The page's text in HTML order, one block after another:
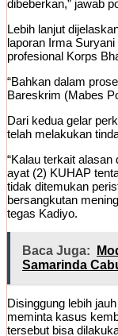
dibeberkan,” jawab
Lebih lanjut
laporan Irma
profesional Korps
“Bahkan dalam
Bareskrim (Mabes
Dari kedua gelar
telah melakukan
“Kalau terkait
ayat (2) KUHAP
tidak ditemukan
bersangkutan
tegas Kadiyo.
Baca Juga:
Samarinda
Disinggung lebih
meminta kasus
tersebut bisa